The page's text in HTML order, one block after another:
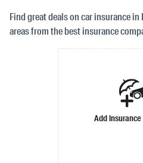
Find great deals on car insurance
areas from the best insurance
Add